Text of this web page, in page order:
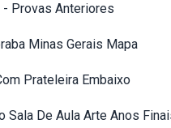
- Provas Anteriores
Minas Gerais Mapa
Prateleira Embaixo
Sala De Aula Arte Anos